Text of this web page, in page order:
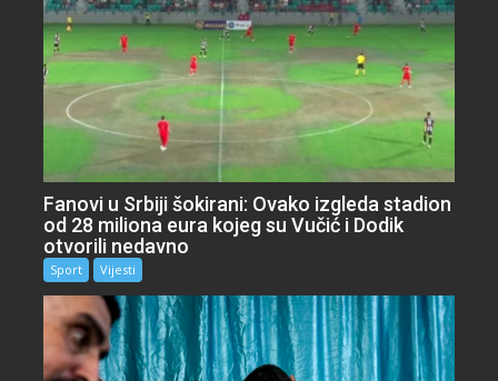
Fanovi u Srbiji šokirani: Ovako izgleda stadion
od 28 miliona eura kojeg su Vučić i Dodik
otvorili nedavno
Sport Vijesti